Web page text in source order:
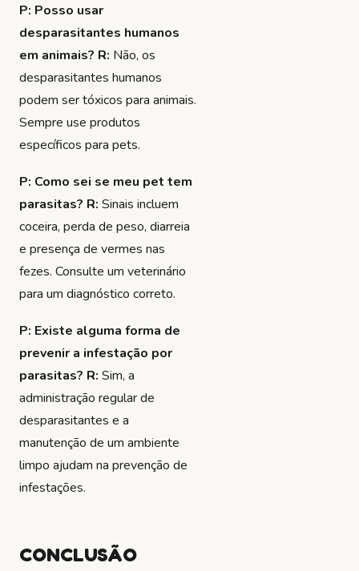
P: Posso usar
desparasitantes humanos
em animais? R: Não, os
desparasitantes humanos
podem ser tóxicos para animais.
Sempre use produtos
específicos para pets.
P: Como sei se meu pet tem
parasitas? R: Sinais incluem
coceira, perda de peso, diarreia
e presença de vermes nas
fezes. Consulte um veterinário
para um diagnóstico correto.
P: Existe alguma forma de
prevenir a infestação por
parasitas? R: Sim, a
administração regular de
desparasitantes e a
manutenção de um ambiente
limpo ajudam na prevenção de
infestações.
CONCLUSÃO